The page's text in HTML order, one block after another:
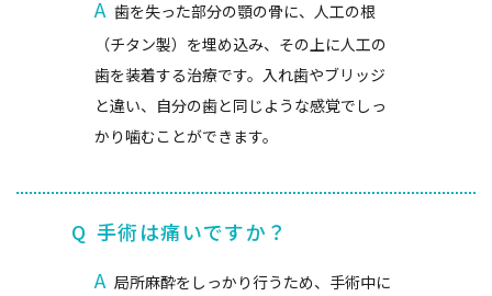
A 歯を失った部分の顎の骨に、人工の根
（チタン製）を埋め込み、その上に人工の
歯を装着する治療です。入れ歯やブリッジ
と違い、自分の歯と同じような感覚でしっ
かり噛むことができます。
Q 手術は痛いですか？
A 局所麻酔をしっかり行うため、手術中に